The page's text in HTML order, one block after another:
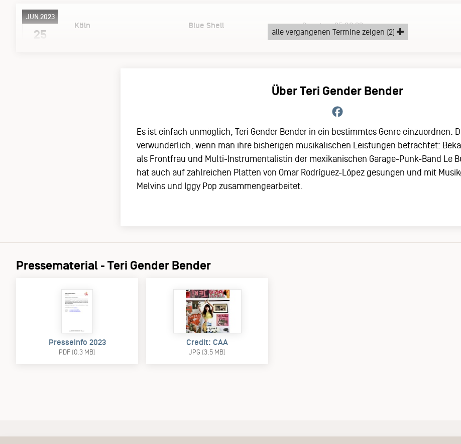
JUN 2023
25
Köln Blue Shell Sonntag, 25.06.23
alle vergangenen Termine zeigen (2)
Über Teri Gender Bender
Es ist einfach unmöglich, Teri Gender Bender in ein bestimmtes Genre einzuordnen.
verwunderlich, wenn man ihre bisherigen musikalischen Leistungen betrachtet:
als Frontfrau und Multi-Instrumentalistin der mexikanischen Garage-Punk-Band Le
hat auch auf zahlreichen Platten von Omar Rodríguez-López gesungen und mit
Melvins und Iggy Pop zusammengearbeitet.
Pressematerial - Teri Gender Bender
Presseinfo 2023
PDF (0.3 MB)
Credit: CAA
JPG (3.5 MB)